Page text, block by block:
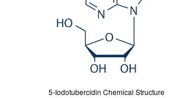
5-Iodotubercidin Chemical Structure